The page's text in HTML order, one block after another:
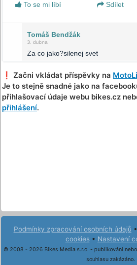
To se mi líbí
Sdílet
Tomáš Bendžák
3. dubna
Za co jako?silenej svet
❗️ Začni vkládat příspěvky na
Je to stejně snadné jako na
přihlašovací údaje webu bikes.cz
přihlášení.
Podmínky zpracování osobních údajů •
cookies• Nastavení
© 2008 - 2026 Bikes Media s.r.o. - publikování
souhlasu zakázáno.